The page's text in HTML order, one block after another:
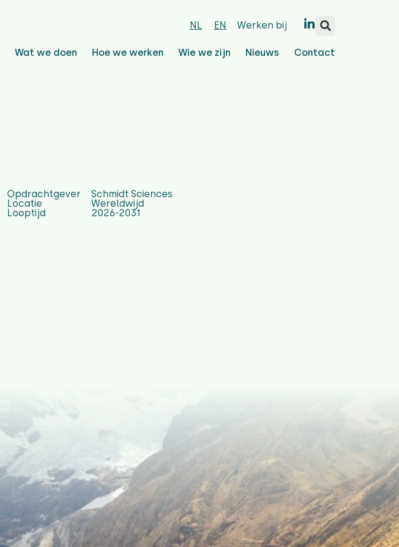
NL EN Werken bij
Wat we doen Hoe we werken Wie we zijn Nieuws Contact
Opdrachtgever
Locatie
Looptijd
Schmidt Sciences
Wereldwijd
2026-2031